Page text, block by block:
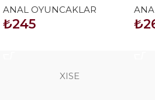
anal plug
ANAL OYUNCAKLAR
₺245 ₺
XISE